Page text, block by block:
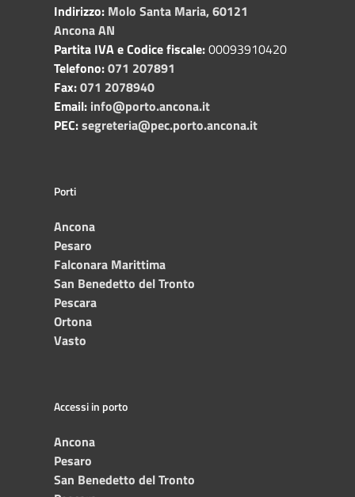
Indirizzo: Molo Santa Maria, 60121
Ancona AN
Partita IVA e Codice fiscale:00093910420
Telefono:071 207891
Fax:071 2078940
Email: info@porto.ancona.it
PEC:segreteria@pec.porto.ancona.it
Porti
Ancona
Pesaro
Falconara Marittima
San Benedetto del Tronto
Pescara
Ortona
Vasto
Accessi in porto
Ancona
Pesaro
San Benedetto del Tronto